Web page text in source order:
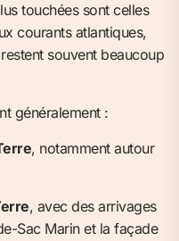
touchées sont celles
courants atlantiques,
souvent beaucoup
généralement :
, notamment autour
, avec des arrivages
Sac Marin et la façade